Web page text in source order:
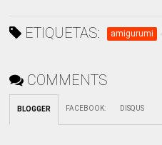
ETIQUETAS: amigurumi
COMMENTS
BLOGGER FACEBOOK: DISQUS